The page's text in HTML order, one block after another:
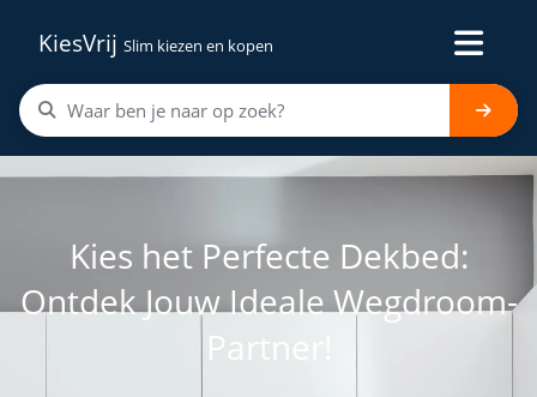
KiesVrij Slim kiezen en kopen
Kies het Perfecte Dekbed:
Ontdek Jouw Ideale Wegdroom-
Partner!